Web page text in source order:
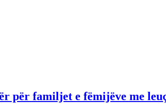
për familjet e fëmijëve me